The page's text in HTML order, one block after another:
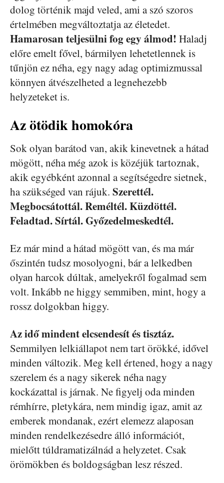
dolog történik majd veled, ami a szó szoros
értelmében megváltoztatja az életedet.
Hamarosan teljesülni fog egy álmod! Haladj
előre emelt fővel, bármilyen lehetetlennek is
tűnjön ez néha, egy nagy adag optimizmussal
könnyen átvészelheted a legnehezebb
helyzeteket is.
Az ötödik homokóra
Sok olyan barátod van, akik kinevetnek a hátad
mögött, néha még azok is közéjük tartoznak,
akik egyébként azonnal a segítségedre sietnek,
ha szükséged van rájuk. Szerettél.
Megbocsátottál. Reméltél. Küzdöttél.
Feladtad. Sírtál. Győzedelmeskedtél.
Ez már mind a hátad mögött van, és ma már
őszintén tudsz mosolyogni, bár a lelkedben
olyan harcok dúltak, amelyekről fogalmad sem
volt. Inkább ne higgy semmiben, mint, hogy a
rossz dolgokban higgy.
Az idő mindent elcsendesít és tisztáz.
Semmilyen lelkiállapot nem tart örökké, idővel
minden változik. Meg kell értened, hogy a nagy
szerelem és a nagy sikerek néha nagy
kockázattal is járnak. Ne figyelj oda minden
rémhírre, pletykára, nem mindig igaz, amit az
emberek mondanak, ezért elemezz alaposan
minden rendelkezésedre álló információt,
mielőtt túldramatizálnád a helyzetet. Csak
örömökben és boldogságban lesz részed.